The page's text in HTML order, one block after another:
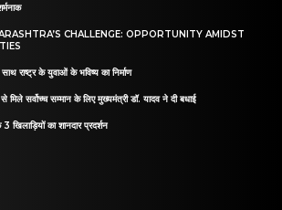
CHALLENGE: OPPORTUNITY AMIDST
राष्ट्र के युवाओं के भविष्य का निर्माण
से मिले सर्वोच्च सम्मान के लिए मुख्यमंत्री डॉ. यादव ने दी बधाई
का शानदार प्रदर्शन